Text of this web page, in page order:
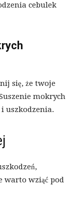
cebulek
się, że twoje
mokrych
uszkodzenia.
warto wziąć pod